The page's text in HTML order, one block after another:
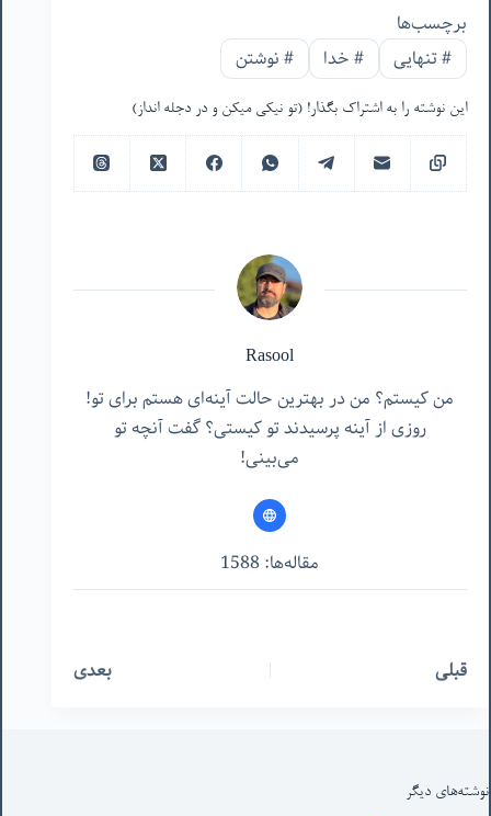
برچسب‌ها
#تنهایی #خدا #نوشتن
این نوشته را به اشتراک بگذار! (تو نیکی میکن و در دجله انداز)
Rasool
من کیستم؟ من در بهترین حالت آینه‌ای هستم برای تو!
روزی از آینه پرسیدند تو کیستی؟ گفت آنچه تو
می‌بینی!
مقاله‌ها: 1588
قبلی بعدی
نوشته‌های‌ دیگر